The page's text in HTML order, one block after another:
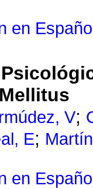
en
V;
E;
en